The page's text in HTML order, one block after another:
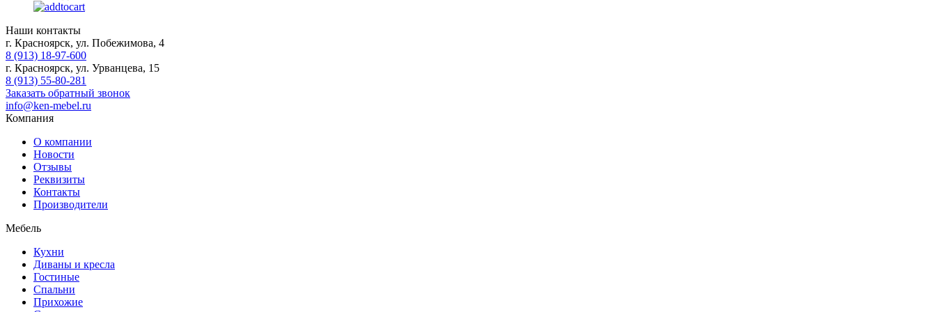
Наши контакты
г. Красноярск, ул. Побежимова, 4
8 (913) 18-97-600
г. Красноярск, ул. Урванцева, 15
8 (913) 55-80-281
Заказать обратный звонок
info@ken-mebel.ru
Компания
О компании
Новости
Отзывы
Реквизиты
Контакты
Производители
Мебель
Кухни
Диваны и кресла
Гостиные
Спальни
Прихожие